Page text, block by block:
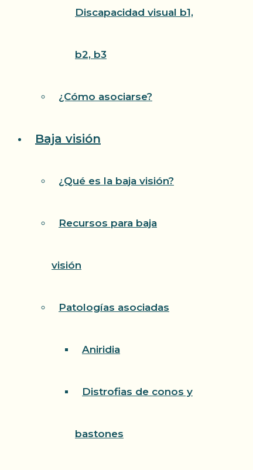
Discapacidad visual b1,
b2, b3
¿Cómo asociarse?
Baja visión
¿Qué es la baja visión?
Recursos para baja
visión
Patologías asociadas
Aniridia
Distrofias de conos y
bastones